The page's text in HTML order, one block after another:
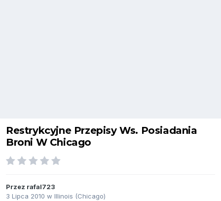
Restrykcyjne Przepisy Ws. Posiadania
Broni W Chicago
Przez rafal723
3 Lipca 2010 w Illinois (Chicago)